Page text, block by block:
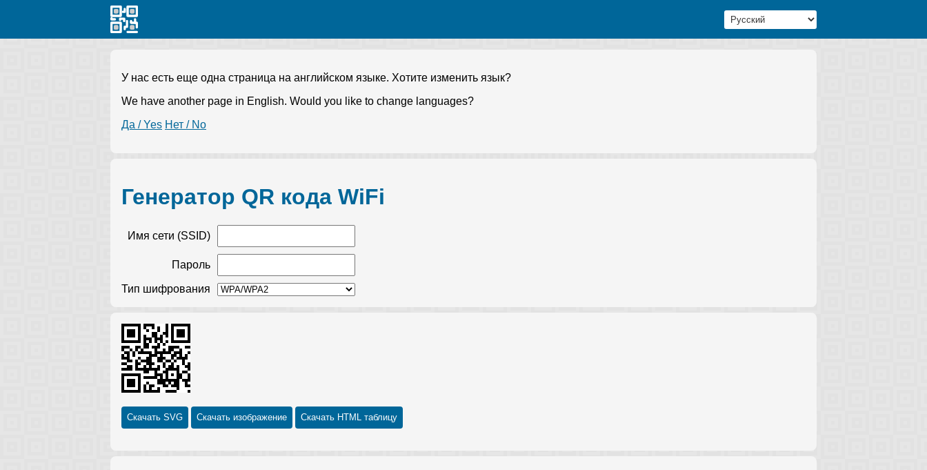
У нас есть еще одна страница на английском языке. Хотите изменить язык?
We have another page in English. Would you like to change languages?
Да / Yes Нет / No
Генератор QR кода WiFi
Имя сети (SSID)
Пароль
Тип шифрования
Скачать SVG Скачать изображение Скачать HTML таблицу